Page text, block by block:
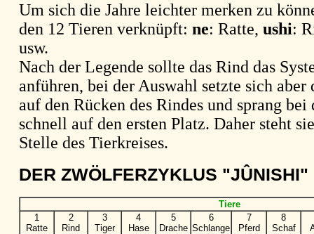
Um sich die Jahre leichter merken zu
den 12 Tieren verknüpft:ne: Ratte,ushi:
usw.
Nach der Legende sollte das Rind das
anführen, bei der Auswahl setzte sich aber
auf den Rücken des Rindes und sprang
schnell auf den ersten Platz. Daher steht
Stelle des Tierkreises.
DER ZWÖLFERZYKLUS "JÛNISHI"
Tiere
1
Ratte
2
Rind
3
Tiger
4
Hase
5
Drache
6
Schlange
7
Pferd
8
Schaf